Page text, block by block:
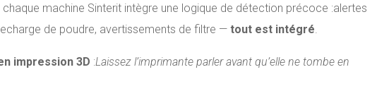
machine Sinterit intègre une logique de détection précoce :alertes
de poudre, avertissements de filtre — tout est intégré.
impression 3D :Laissez l’imprimante parler avant qu’elle ne tombe en